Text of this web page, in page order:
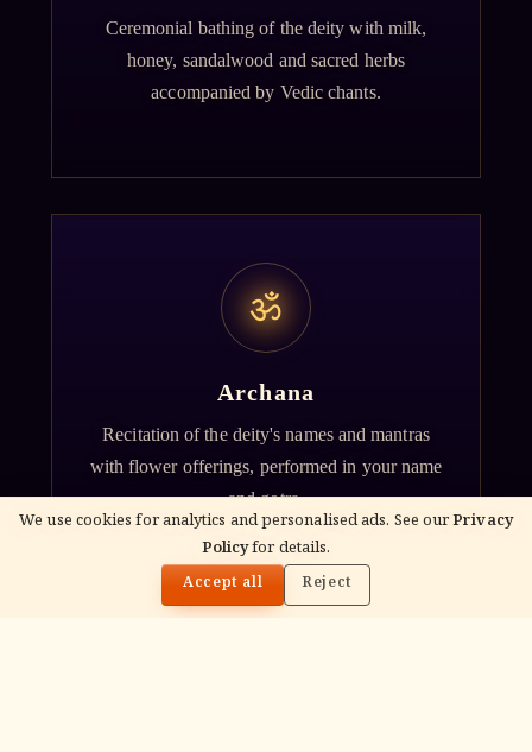
We use cookies for analytics and personalised ads. See ourPrivacy
Policyfor details.
Accept all Reject
Ceremonial bathing of the deity with milk,
honey, sandalwood and sacred herbs
accompanied by Vedic chants.
ॐ
Archana
Recitation of the deity's names and mantras
with flower offerings, performed in your name
and gotra.